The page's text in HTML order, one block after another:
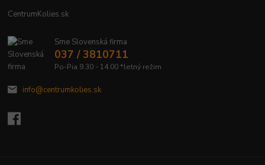
CentrumKolies.sk
Sme Slovenská firma
037 / 3810711
Po-Pia 9.30 - 14.00 *letný režim
info@centrumkolies.sk